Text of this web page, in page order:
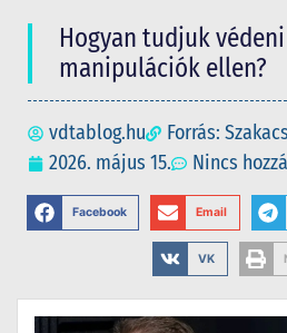
Hogyan tudjuk
manipulációk ellen?
vdtablog.hu
Forrás:
2026. május 15.
Nincs
Facebook Email
VK